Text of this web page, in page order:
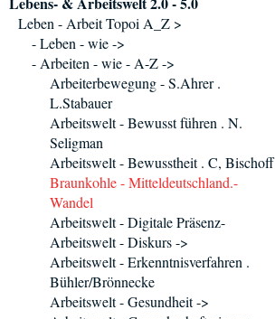
Leben - Arbeit Topoi A_Z >
- Leben - wie ->
- Arbeiten - wie - A-Z ->
Arbeiterbewegung - S.Ahrer .
L.Stabauer
Arbeitswelt - Bewusst führen . N.
Seligman
Arbeitswelt - Bewusstheit . C, Bischoff
Braunkohle - Mitteldeutschland.-
Wandel
Arbeitswelt - Digitale Präsenz-
Arbeitswelt - Diskurs ->
Arbeitswelt - Erkenntnisverfahren .
Bühler/Brönnecke
Arbeitswelt - Gesundheit ->